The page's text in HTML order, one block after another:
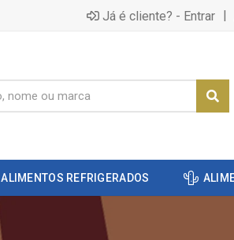
Já é cliente? - Entrar |
ALIMENTOS REFRIGERADOS